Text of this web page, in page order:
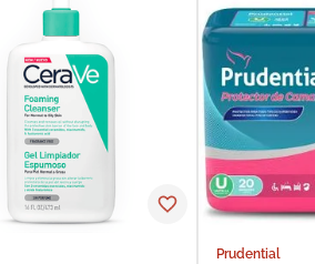
Prudential